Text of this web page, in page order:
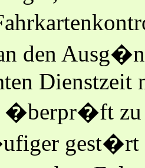
den
�berpr�ft zu
gest�rt